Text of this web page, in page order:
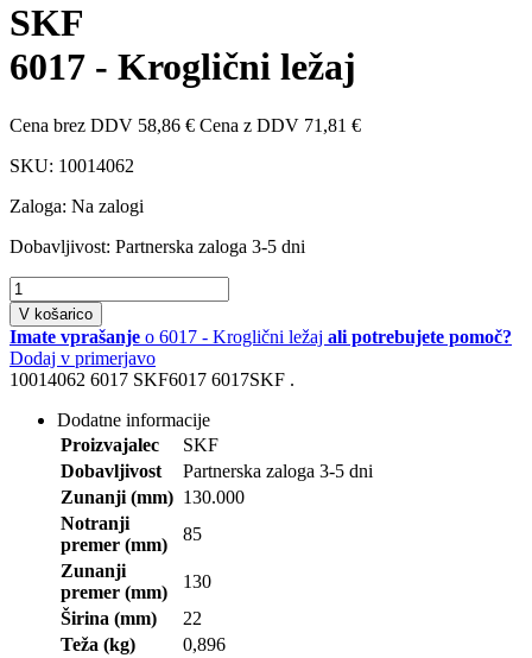
SKF
6017 - Kroglični ležaj
Cena brez DDV 58,86 € Cena z DDV 71,81 €
SKU: 10014062
Zaloga: Na zalogi
Dobavljivost: Partnerska zaloga 3-5 dni
V košarico
Imate vprašanje o 6017 - Kroglični ležaj ali potrebujete pomoč?
Dodaj v primerjavo
10014062 6017 SKF6017 6017SKF .
Dodatne informacije
Proizvajalec
SKF
Dobavljivost
Partnerska zaloga 3-5 dni
Zunanji (mm) 130.000
Notranji
premer (mm)
85
Zunanji
premer (mm)
130
Širina (mm)
22
Teža (kg)
0,896